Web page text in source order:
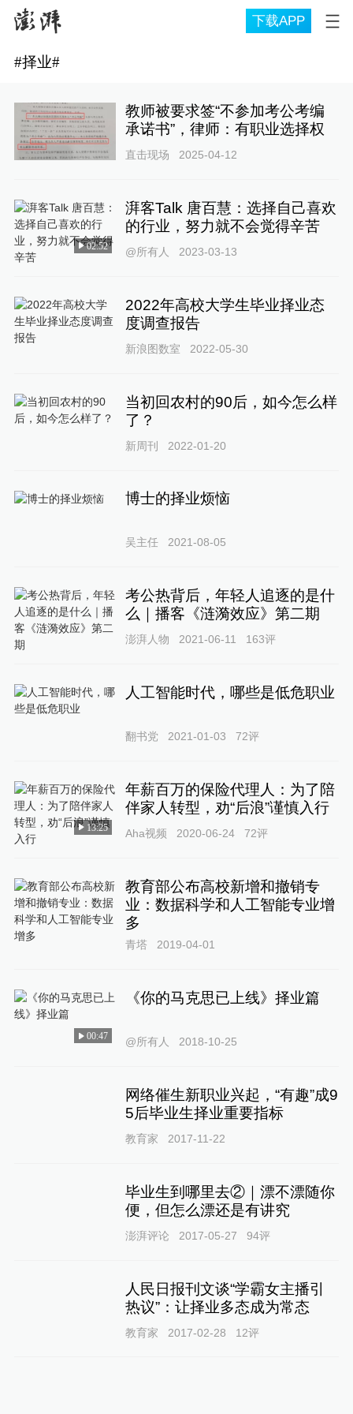
下载APP
#择业#
教师被要求签“不参加考公考编
承诺书”，律师：有职业选择权
直击现场 2025-04-12
02:52
湃客Talk 唐百慧：选择自己喜欢
的行业，努力就不会觉得辛苦
@所有人 2023-03-13
2022年高校大学生毕业择业态
度调查报告
新浪图数室 2022-05-30
当初回农村的90后，如今怎么样
了？
新周刊 2022-01-20
博士的择业烦恼
吴主任 2021-08-05
考公热背后，年轻人追逐的是什
么｜播客《涟漪效应》第二期
澎湃人物 2021-06-11 163评
人工智能时代，哪些是低危职业
翻书党 2021-01-03 72评
13:25
年薪百万的保险代理人：为了陪
伴家人转型，劝“后浪”谨慎入行
Aha视频 2020-06-24 72评
教育部公布高校新增和撤销专
业：数据科学和人工智能专业增
多
青塔 2019-04-01
00:47
《你的马克思已上线》择业篇
@所有人 2018-10-25
网络催生新职业兴起，“有趣”成9
5后毕业生择业重要指标
教育家 2017-11-22
毕业生到哪里去②｜漂不漂随你
便，但怎么漂还是有讲究
澎湃评论 2017-05-27 94评
人民日报刊文谈“学霸女主播引
热议”：让择业多态成为常态
教育家 2017-02-28 12评